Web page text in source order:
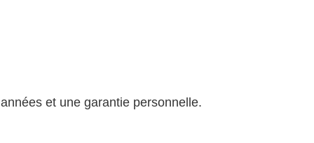
et une garantie personnelle.